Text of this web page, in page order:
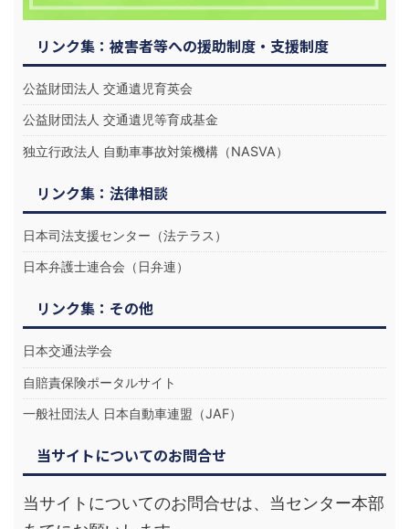
リンク集：被害者等への援助制度・支援制度
公益財団法人 交通遺児育英会
公益財団法人 交通遺児等育成基金
独立行政法人 自動車事故対策機構（NASVA）
リンク集：法律相談
日本司法支援センター（法テラス）
日本弁護士連合会（日弁連）
リンク集：その他
日本交通法学会
自賠責保険ポータルサイト
一般社団法人 日本自動車連盟（JAF）
当サイトについてのお問合せ
当サイトについてのお問合せは、当センター本部